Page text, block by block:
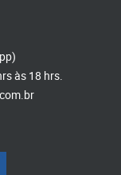
às 18 hrs.